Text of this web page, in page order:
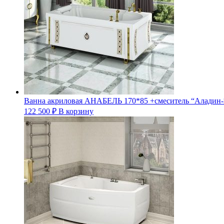
Ванна акриловая АНАБЕЛЬ 170*85 +смеситель
122 500 ₽ В корзину